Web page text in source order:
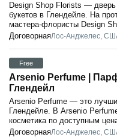
Design Shop Florists —
букетов в Глендейле. На
мастера-флористы Design
ДоговорнаяЛос-Анджелес,
Free
Arsenio Perfume |
Глендейл
Arsenio Perfume — это
Глендейле. В Arsenio
косметика по доступным
ДоговорнаяЛос-Анджелес,